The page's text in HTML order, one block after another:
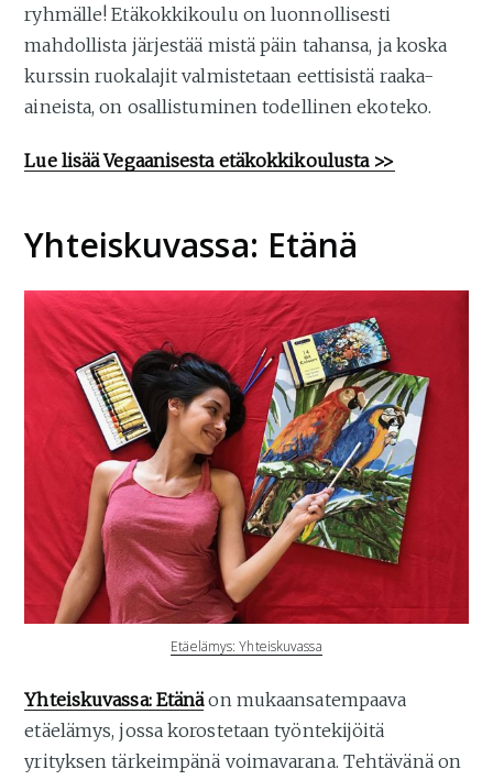
ryhmälle! Etäkokkikoulu on luonnollisesti
mahdollista järjestää mistä päin tahansa, ja koska
kurssin ruokalajit valmistetaan eettisistä raaka-
aineista, on osallistuminen todellinen ekoteko.
Lue lisää Vegaanisesta etäkokkikoulusta >>
Yhteiskuvassa: Etänä
Etäelämys: Yhteiskuvassa
Yhteiskuvassa: Etänäon mukaansatempaava
etäelämys, jossa korostetaan työntekijöitä
yrityksen tärkeimpänä voimavarana. Tehtävänä on